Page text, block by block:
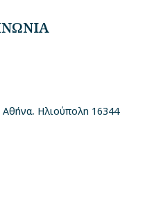
Ηλιούπολη 16344